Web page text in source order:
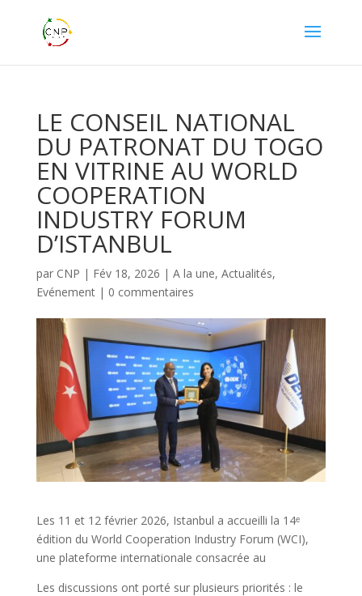
LE CONSEIL NATIONAL
DU PATRONAT DU TOGO
EN VITRINE AU WORLD
COOPERATION
INDUSTRY FORUM
D’ISTANBUL
par CNP | Fév 18, 2026 | A la une, Actualités,
Evénement| 0 commentaires
Les 11 et 12 février 2026, Istanbul a accueilli la 14ᵉ
édition du World Cooperation Industry Forum (WCI),
une plateforme internationale consacrée au
Les discussions ont porté sur plusieurs priorités : le